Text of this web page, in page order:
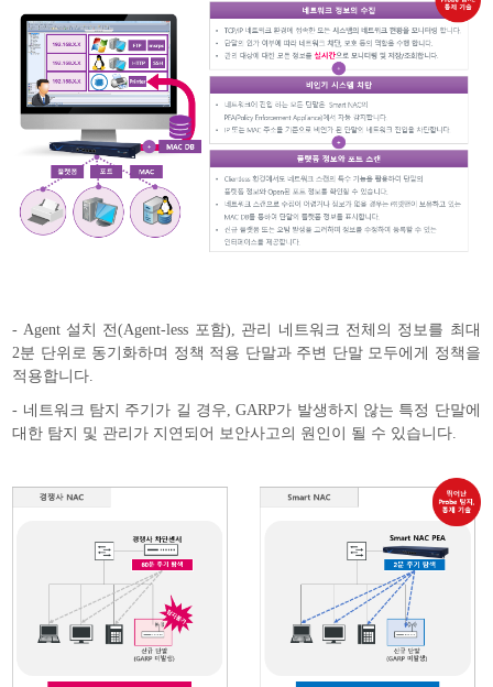
- Agent 설치 전(Agent-less 포함), 관리 네트워크 전체의 정보를 최대
2분 단위로 동기화하며 정책 적용 단말과 주변 단말 모두에게 정책을
적용합니다.
- 네트워크 탐지 주기가 길 경우, GARP가 발생하지 않는 특정 단말에
대한 탐지 및 관리가 지연되어 보안사고의 원인이 될 수 있습니다.